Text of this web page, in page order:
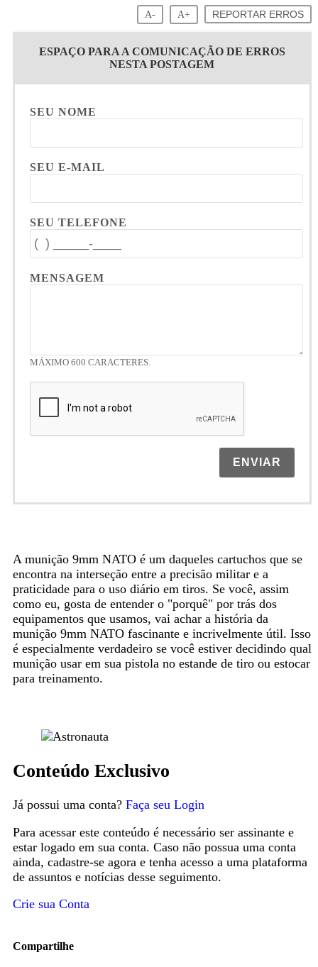
A- A+ REPORTAR ERROS
ESPAÇO PARA A COMUNICAÇÃO DE ERROS
NESTA POSTAGEM
SEU NOME
SEU E-MAIL
SEU TELEFONE
MENSAGEM
MÁXIMO 600 CARACTERES.
ENVIAR
A munição 9mm NATO é um daqueles cartuchos que se
encontra na interseção entre a precisão militar e a
praticidade para o uso diário em tiros. Se você, assim
como eu, gosta de entender o "porquê" por trás dos
equipamentos que usamos, vai achar a história da
munição 9mm NATO fascinante e incrivelmente útil. Isso
é especialmente verdadeiro se você estiver decidindo qual
munição usar em sua pistola no estande de tiro ou estocar
para treinamento.
Conteúdo Exclusivo
Já possui uma conta? Faça seu Login
Para acessar este conteúdo é necessário ser assinante e
estar logado em sua conta. Caso não possua uma conta
ainda, cadastre-se agora e tenha acesso a uma plataforma
de assuntos e notícias desse seguimento.
Crie sua Conta
Compartilhe